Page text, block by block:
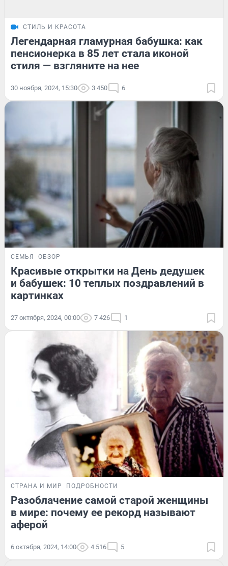
СТИЛЬ И КРАСОТА
Легендарная гламурная бабушка: как
пенсионерка в 85 лет стала иконой
стиля — взгляните на нее
30 ноября, 2024, 15:30 3 450 6
СЕМЬЯ ОБЗОР
Красивые открытки на День дедушек
и бабушек: 10 теплых поздравлений в
картинках
27 октября, 2024, 00:00 7 426 1
СТРАНА И МИР ПОДРОБНОСТИ
Разоблачение самой старой женщины
в мире: почему ее рекорд называют
аферой
6 октября, 2024, 14:00 4 516 5